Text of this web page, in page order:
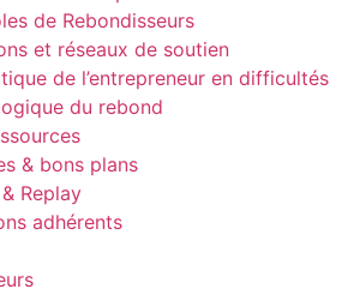
de Rebondisseurs
et réseaux de soutien
de l’entrepreneur en difficultés
du rebond
& bons plans
Replay
adhérents